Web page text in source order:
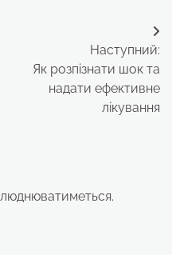
Наступний:
Як розпізнати шок та
надати ефективне
лікування